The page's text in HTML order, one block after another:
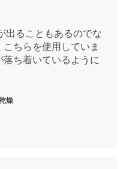
出ることもあるのでな
ちらを使用していま
ち着いているように
燥